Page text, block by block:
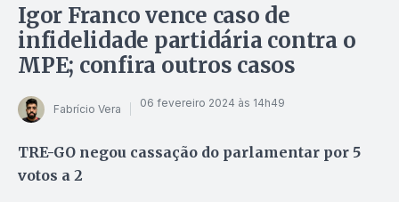
Igor Franco vence caso de
infidelidade partidária contra o
MPE; confira outros casos
Fabrício Vera 06 fevereiro 2024 às 14h49
TRE-GO negou cassação do parlamentar por 5
votos a 2